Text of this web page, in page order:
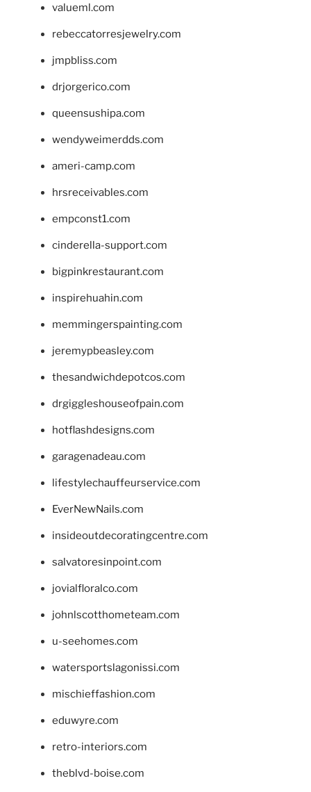
valueml.com
rebeccatorresjewelry.com
jmpbliss.com
drjorgerico.com
queensushipa.com
wendyweimerdds.com
ameri-camp.com
hrsreceivables.com
empconst1.com
cinderella-support.com
bigpinkrestaurant.com
inspirehuahin.com
memmingerspainting.com
jeremypbeasley.com
thesandwichdepotcos.com
drgiggleshouseofpain.com
hotflashdesigns.com
garagenadeau.com
lifestylechauffeurservice.com
EverNewNails.com
insideoutdecoratingcentre.com
salvatoresinpoint.com
jovialfloralco.com
johnlscotthometeam.com
u-seehomes.com
watersportslagonissi.com
mischieffashion.com
eduwyre.com
retro-interiors.com
theblvd-boise.com